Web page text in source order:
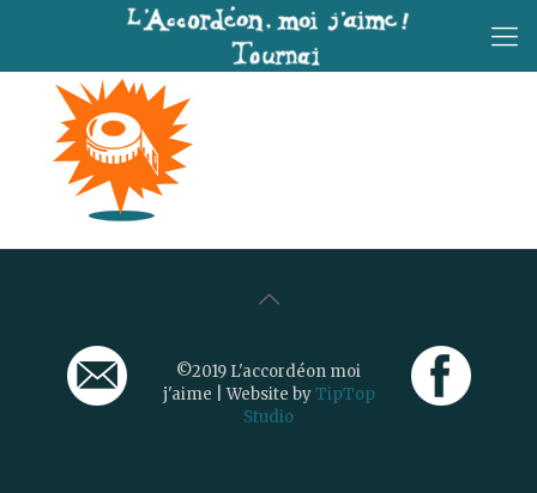
©2019 L'accordéon moi
j'aime | Website byTipTop
Studio